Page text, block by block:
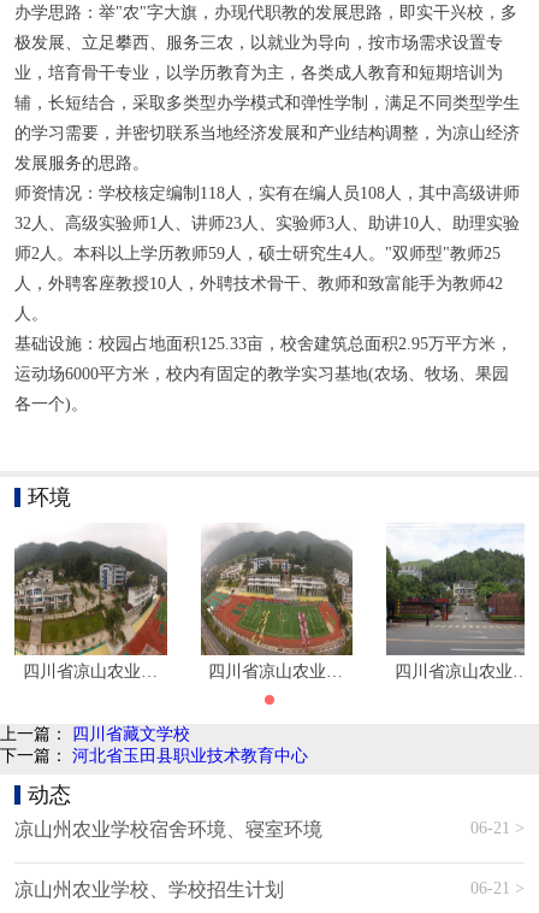
办学思路： 举"农"字大旗，办现代职教的发展思路，即实干兴校，多
极发展、立足攀西、服务三农，以就业为导向，按市场需求设置专
业，培育骨干专业，以学历教育为主，各类成人教育和短期培训为
辅，长短结合，采取多类型办学模式和弹性学制，满足不同类型学生
的学习需要，并密切联系当地经济发展和产业结构调整，为凉山经济
发展服务的思路。
师资情况： 学校核定编制118人，实有在编人员108人，其中高级讲师
32人、高级实验师1人、讲师23人、实验师3人、助讲10人、助理实验
师2人。本科以上学历教师59人，硕士研究生4人。"双师型"教师25
人，外聘客座教授10人，外聘技术骨干、教师和致富能手为教师42
人。
基础设施： 校园占地面积125.33亩，校舍建筑总面积2.95万平方米，
运动场6000平方米，校内有固定的教学实习基地(农场、牧场、果园
各一个)。
环境
四川省凉山农业学校环境|学校寝室环境四川省凉山农业学校环境|学校寝室环境
四川省凉山农业学
上一篇： 四川省藏文学校
下一篇： 河北省玉田县职业技术教育中心
动态
凉山州农业学校宿舍环境、寝室环境 06-21 >
凉山州农业学校、学校招生计划 06-21 >